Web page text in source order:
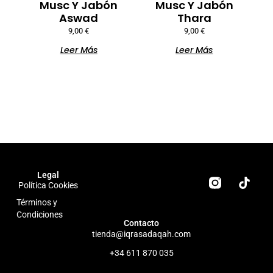
Musc Y Jabón
Aswad
9,00€
Leer Más
Musc Y Jabón
Thara
9,00 €
Leer Más
Legal
Política Cookies
Términos y
Condiciones
Contacto
tienda@iqrasadaqah.com
+34 611 870 035
T
i